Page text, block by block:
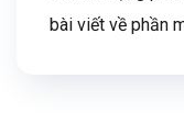
bài viết về phần